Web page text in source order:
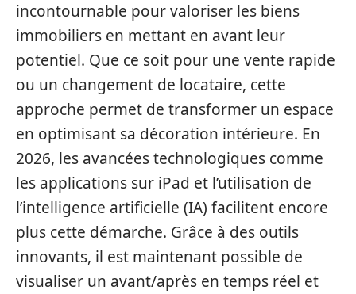
incontournable pour valoriser les biens
immobiliers en mettant en avant leur
potentiel. Que ce soit pour une vente rapide
ou un changement de locataire, cette
approche permet de transformer un espace
en optimisant sa décoration intérieure. En
2026, les avancées technologiques comme
les applications sur iPad et l’utilisation de
l’intelligence artificielle (IA) facilitent encore
plus cette démarche. Grâce à des outils
innovants, il est maintenant possible de
visualiser un avant/après en temps réel et